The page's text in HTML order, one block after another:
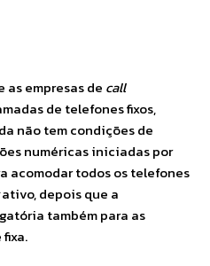
as empresas de call
de telefones fixos,
não tem condições de
numéricas iniciadas por
acomodar todos os telefones
ativo, depois que a
também para as